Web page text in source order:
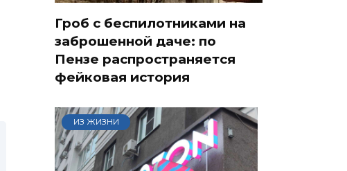
Гроб с беспилотниками на
заброшенной даче: по
Пензе распространяется
фейковая история
ИЗ ЖИЗНИ